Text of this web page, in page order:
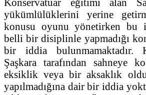
yükümlülüklerini yerine
konusu oyunu yönetirken bu
belli bir disiplinle yapmadığı
bir iddia bulunmamaktadır.
Şaşkara tarafından sahneye
eksiklik veya bir aksaklık
yapılmadığına dair bir iddia